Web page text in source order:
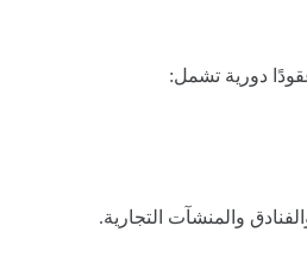
دورية تشمل:
والمنشآت التجارية.